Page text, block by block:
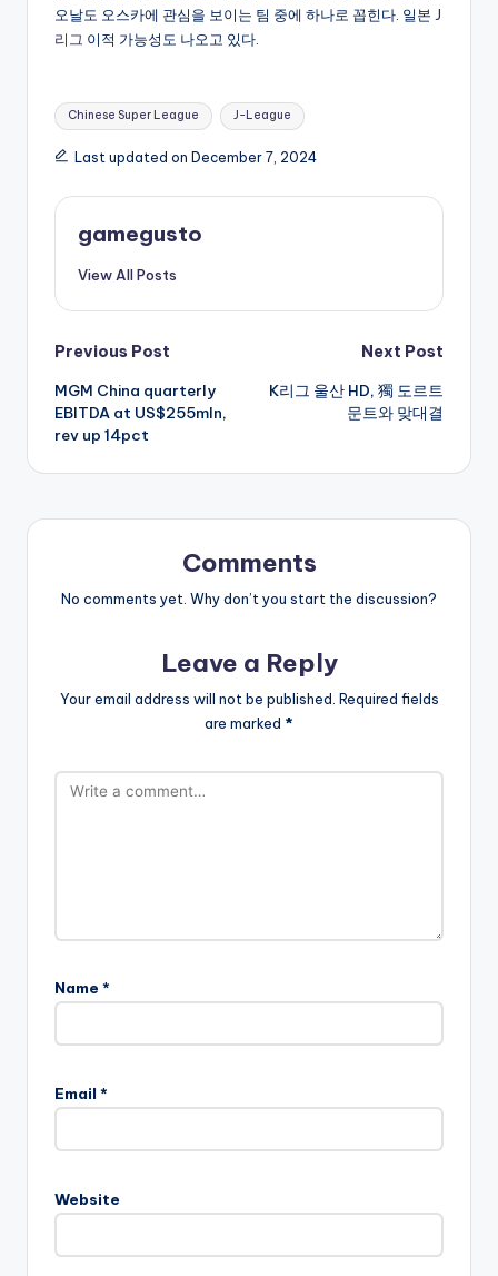
오날도 오스카에 관심을 보이는 팀 중에 하나로 꼽힌다. 일본 J
리그 이적 가능성도 나오고 있다.
Tags:
Chinese Super League J-League
Last updated on December 7, 2024
gamegusto
View All Posts
Post
navigation
Previous Post
MGM China quarterly
EBITDA at US$255mln,
rev up 14pct
Next Post
K리그 울산 HD, 獨 도르트
문트와 맞대결
Comments
No comments yet. Why don’t you start the discussion?
Leave a Reply
Your email address will not be published. Required fields
are marked *
Name *
Email *
Website